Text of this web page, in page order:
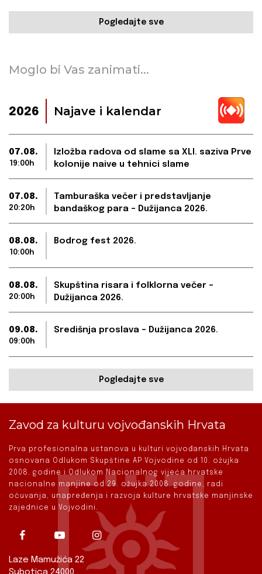
Pogledajte sve
Moglo bi Vas zanimati...
2026 Najave i kalendar
07.08.
19:00h
Izložba radova od slame sa XLI. saziva Prve
kolonije naive u tehnici slame
07.08.
20:20h
Tamburaška večer i predstavljanje
bandaškog para – Dužijanca 2026.
08.08.
10:00h
Bodrog fest 2026.
08.08.
20:00h
Skupština risara i folklorna večer –
Dužijanca 2026.
09.08.
09:00h
Središnja proslava – Dužijanca 2026.
Pogledajte sve
Zavod za kulturu vojvođanskih Hrvata
Prva profesionalna ustanova u kulturi vojvođanskih Hrvata
osnovana Odlukom Skupštine AP Vojvodine od 10. ožujka
2008. godine i Odlukom Nacionalnog vijeća hrvatske
nacionalne manjine od 29. ožujka 2008. godine, radi
očuvanja, unapređenja i razvoja kulture hrvatske manjinske
zajednice u Vojvodini.
Laze Mamužića 22
Subotica 24000